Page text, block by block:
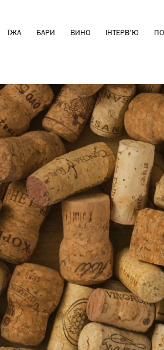
ЇЖА БАРИ ВИНО ІНТЕРВ'Ю